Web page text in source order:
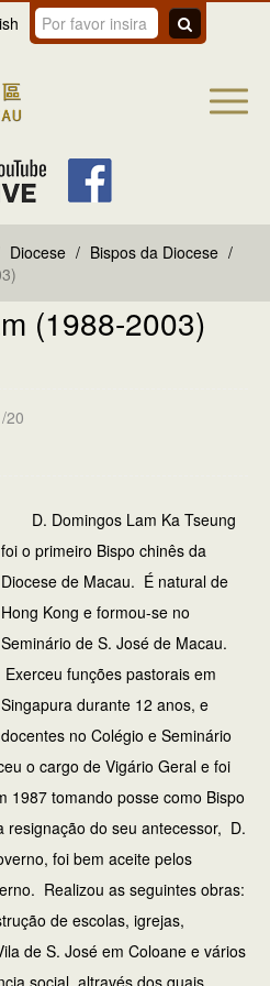
Diocese / Bispos da Diocese /
(1988-2003)
20
D. Domingos Lam Ka Tseung
foi o primeiro Bispo chinês da
Diocese de Macau. É natural de
Hong Kong e formou-se no
Seminário de S. José de Macau.
Exerceu funções pastorais em
Singapura durante 12 anos, e
docentes no Colégio e Seminário
o cargo de Vigário Geral e foi
1987 tomando posse como Bispo
resignação do seu antecessor, D.
foi bem aceite pelos
Realizou as seguintes obras:
de escolas, igrejas,
de S. José em Coloane e vários
social, altravés dos quais